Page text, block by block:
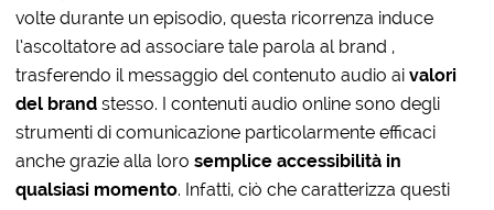
volte durante un episodio, questa ricorrenza induce
l’ascoltatore ad associare tale parola al brand ,
trasferendo il messaggio del contenuto audio aivalori
del brand stesso. I contenuti audio online sono degli
strumenti di comunicazione particolarmente efficaci
anche grazie alla lorosemplice accessibilità in
qualsiasi momento. Infatti, ciò che caratterizza questi